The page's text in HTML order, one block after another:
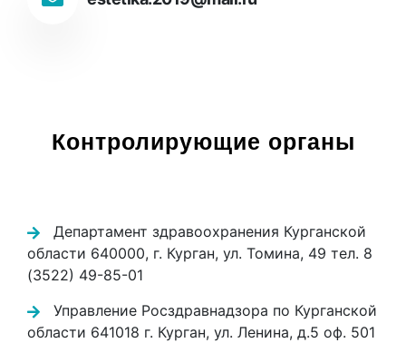
Контролирующие органы
Департамент здравоохранения Курганской
области 640000, г. Курган, ул. Томина, 49 тел. 8
(3522) 49-85-01
Управление Росздравнадзора по Курганской
области 641018 г. Курган, ул. Ленина, д.5 оф. 501